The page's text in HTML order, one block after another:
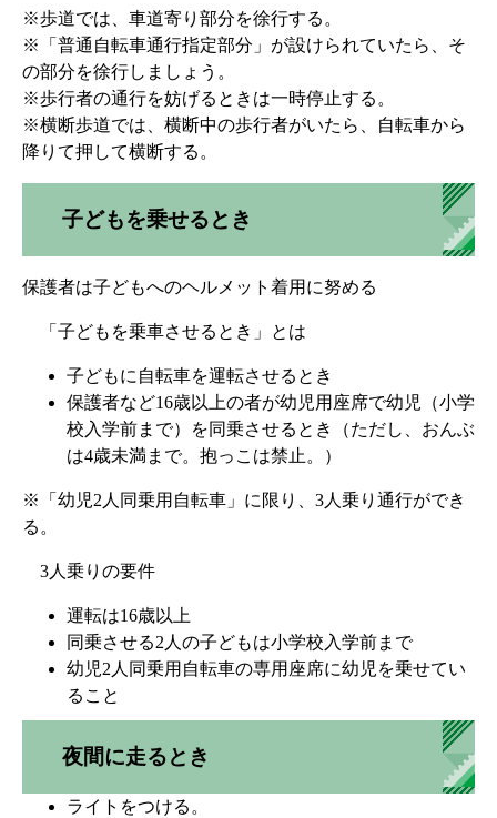
※歩道では、車道寄り部分を徐行する。
※「普通自転車通行指定部分」が設けられていたら、そ
の部分を徐行しましょう。
※歩行者の通行を妨げるときは一時停止する。
※横断歩道では、横断中の歩行者がいたら、自転車から
降りて押して横断する。
子どもを乗せるとき
保護者は子どもへのヘルメット着用に努める
「子どもを乗車させるとき」とは
子どもに自転車を運転させるとき
保護者など16歳以上の者が幼児用座席で幼児（小学
校入学前まで）を同乗させるとき（ただし、おんぶ
は4歳未満まで。抱っこは禁止。）
※「幼児2人同乗用自転車」に限り、3人乗り通行ができ
る。
3人乗りの要件
運転は16歳以上
同乗させる2人の子どもは小学校入学前まで
幼児2人同乗用自転車の専用座席に幼児を乗せてい
ること
夜間に走るとき
ライトをつける。